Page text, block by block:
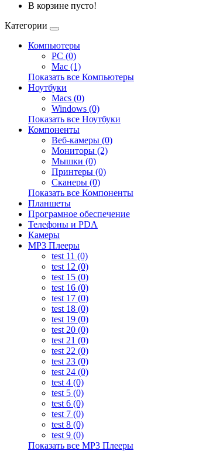
В корзине пусто!
Категории
Компьютеры
PC (0)
Mac (1)
Показать все Компьютеры
Ноутбуки
Macs (0)
Windows (0)
Показать все Ноутбуки
Компоненты
Веб-камеры (0)
Мониторы (2)
Мышки (0)
Принтеры (0)
Сканеры (0)
Показать все Компоненты
Планшеты
Програмное обеспечение
Телефоны и PDA
Камеры
MP3 Плееры
test 11 (0)
test 12 (0)
test 15 (0)
test 16 (0)
test 17 (0)
test 18 (0)
test 19 (0)
test 20 (0)
test 21 (0)
test 22 (0)
test 23 (0)
test 24 (0)
test 4 (0)
test 5 (0)
test 6 (0)
test 7 (0)
test 8 (0)
test 9 (0)
Показать все MP3 Плееры